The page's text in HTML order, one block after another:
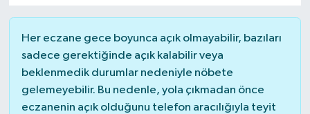
Her eczane gece boyunca açık olmayabilir, bazıları
sadece gerektiğinde açık kalabilir veya
beklenmedik durumlar nedeniyle nöbete
gelemeyebilir. Bu nedenle, yola çıkmadan önce
eczanenin açık olduğunu telefon aracılığıyla teyit